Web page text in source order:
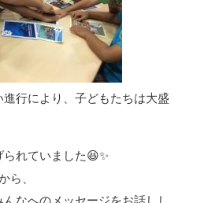
行により、子どもたちは大盛
れていました😆✨
ら、